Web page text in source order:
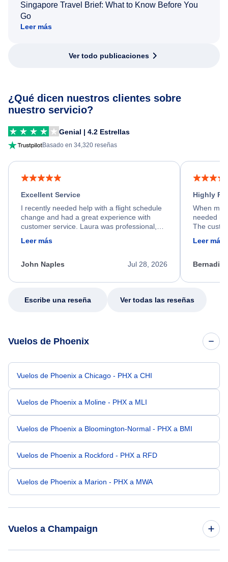
Singapore Travel Brief: What to Know Before You
Go
Leer más
Ver todo publicaciones
¿Qué dicen nuestros clientes sobre
nuestro servicio?
Genial | 4.2 Estrellas
Basado en 34,320 reseñas
Excellent Service
I recently needed help with a flight schedule
change and had a great experience with
customer service. Laura was professional,
friendly, and very helpful throughout the
process. She quickly found a solution and
appreciate her excellent service.
Leer más
Jul 28, 2026
John Naples
Highly
When my
needed
The
calm,
my issue.
Leer más
Escribe una reseña Ver todas las reseñas
Vuelos de Phoenix
Vuelos de Phoenix a Chicago - PHX a CHI
Vuelos de Phoenix a Moline - PHX a MLI
Vuelos de Phoenix a Bloomington-Normal - PHX a BMI
Vuelos de Phoenix a Rockford - PHX a RFD
Vuelos de Phoenix a Marion - PHX a MWA
Vuelos a Champaign